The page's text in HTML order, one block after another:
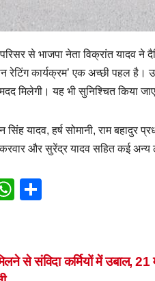
से भाजपा नेता विक्रांत यादव ने
रेटिंग कार्यक्रम’ एक अच्छी पहल है।
मिलेगी। यह भी सुनिश्चित किया
यादव, हर्ष सोमानी, राम बहादुर
और सुरेंद्र यादव सहित कई अन्य
W
s
e
से संविदा कर्मियों में उबाल, 21